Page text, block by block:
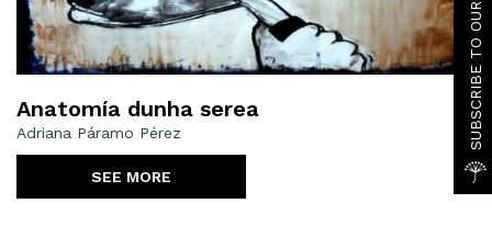
Anatomía dunha serea
Adriana Páramo Pérez
SEE MORE